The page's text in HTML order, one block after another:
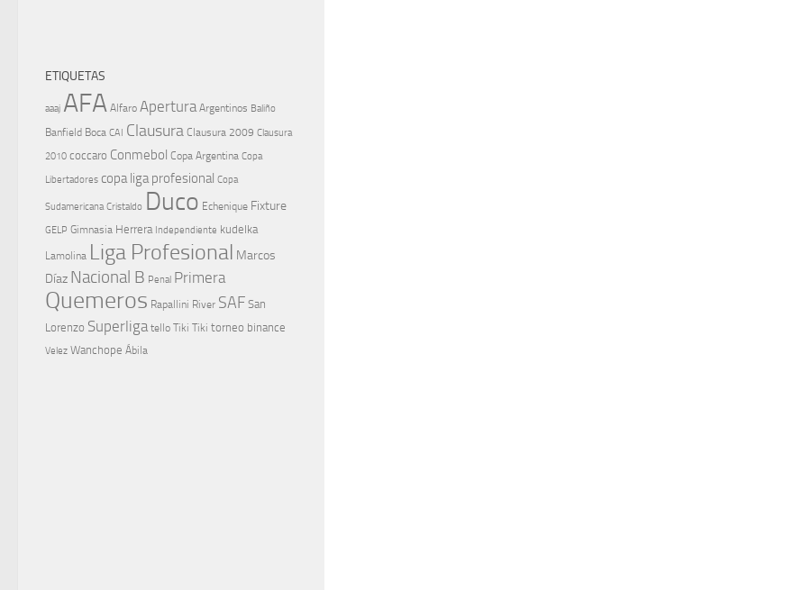
ETIQUETAS
aaaj AFA Alfaro Apertura Argentinos Baliño
Banfield Boca CAI Clausura Clausura 2009 Clausura
2010 coccaro Conmebol Copa Argentina Copa
Libertadores copa liga profesional Copa
Sudamericana Cristaldo Duco Echenique Fixture
GELP Gimnasia Herrera Independiente kudelka
Lamolina Liga Profesional Marcos
Díaz Nacional B Penal Primera
Quemeros Rapallini River SAF San
Lorenzo Superliga tello Tiki Tiki torneo binance
Velez Wanchope Ábila